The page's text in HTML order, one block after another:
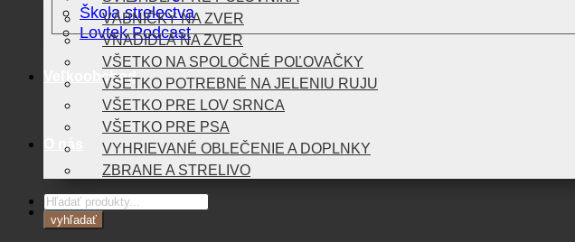
Škola strelectva
Lovtek Podcast
Veľkoobchod
O nás
Blog
VÁBNIČKY NA ZVER
VNADIDLÁ NA ZVER
VŠETKO NA SPOLOČNÉ POĽOVAČKY
VŠETKO POTREBNÉ NA JELENIU RUJU
VŠETKO PRE LOV SRNCA
VŠETKO PRE PSA
VYHRIEVANÉ OBLEČENIE A DOPLNKY
ZBRANE A STRELIVO
Products
search
vyhľadať